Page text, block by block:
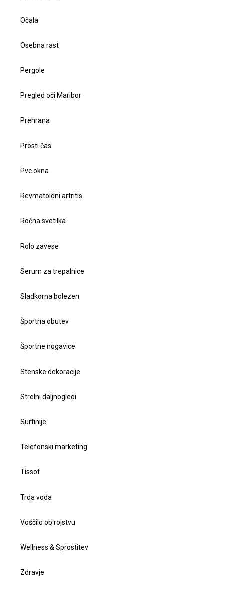
Očala
Osebna rast
Pergole
Pregled oči Maribor
Prehrana
Prosti čas
Pvc okna
Revmatoidni artritis
Ročna svetilka
Rolo zavese
Serum za trepalnice
Sladkorna bolezen
Športna obutev
Športne nogavice
Stenske dekoracije
Strelni daljnogledi
Surfinije
Telefonski marketing
Tissot
Trda voda
Voščilo ob rojstvu
Wellness & Sprostitev
Zdravje